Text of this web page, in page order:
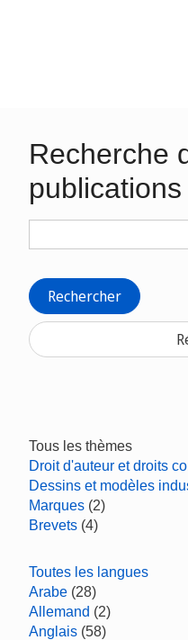
Recherche
Rechercher
Tous les thèmes
Droit d'auteur et droits
Dessins et modèles
Marques (2)
Brevets (4)
Toutes les langues
Arabe (28)
Allemand (2)
Anglais (58)